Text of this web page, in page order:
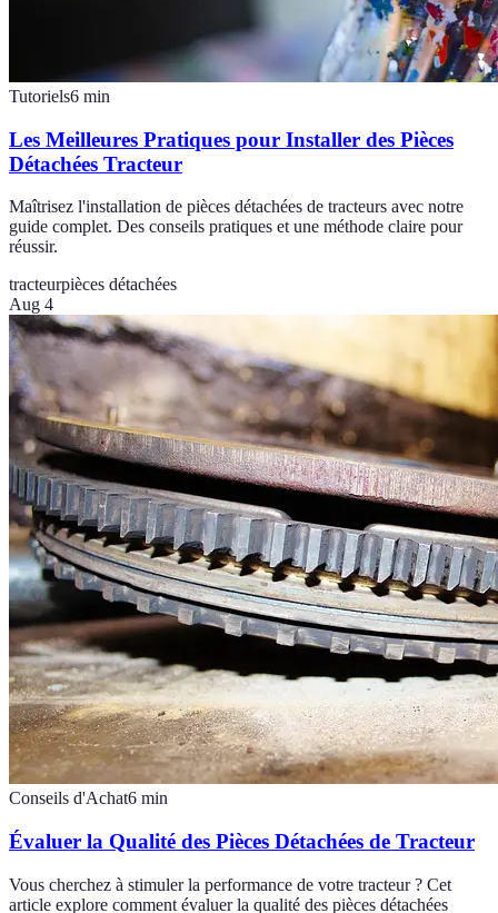
Tutoriels6 min
Les Meilleures Pratiques pour Installer des Pièces
Détachées Tracteur
Maîtrisez l'installation de pièces détachées de tracteurs avec notre
guide complet. Des conseils pratiques et une méthode claire pour
réussir.
tracteurpièces détachées
Aug 4
Conseils d'Achat6 min
Évaluer la Qualité des Pièces Détachées de Tracteur
Vous cherchez à stimuler la performance de votre tracteur ? Cet
article explore comment évaluer la qualité des pièces détachées